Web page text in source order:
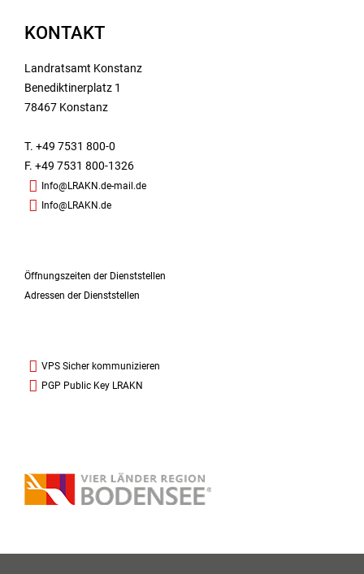
KONTAKT
Landratsamt Konstanz
Benediktinerplatz 1
78467 Konstanz
T. +49 7531 800-0
F. +49 7531 800-1326
Info@LRAKN.de-mail.de
Info@LRAKN.de
Öffnungszeiten der Dienststellen
Adressen der Dienststellen
VPS Sicher kommunizieren
PGP Public Key LRAKN